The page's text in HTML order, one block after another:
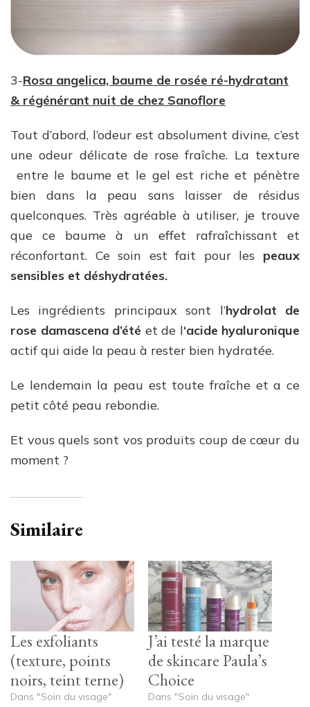
3-Rosa angelica, baume de rosée ré-hydratant
& régénérant nuit de chez Sanoflore
Tout d’abord, l’odeur est absolument divine, c’est
une odeur délicate de rose fraîche. La texture
entre le baume et le gel est riche et pénètre
bien dans la peau sans laisser de résidus
quelconques. Très agréable à utiliser, je trouve
que ce baume à un effet rafraîchissant et
réconfortant. Ce soin est fait pour les peaux
sensibles et déshydratées.
Les ingrédients principaux sont l’hydrolat de
rose damascena d’été et de l‘acide hyaluronique
actif qui aide la peau à rester bien hydratée.
Le lendemain la peau est toute fraîche et a ce
petit côté peau rebondie.
Et vous quels sont vos produits coup de cœur du
moment ?
Similaire
Les exfoliants
(texture, points
noirs, teint terne)
Dans "Soin du visage"
J’ai testé la marque
de skincare Paula’s
Choice
Dans "Soin du visage"